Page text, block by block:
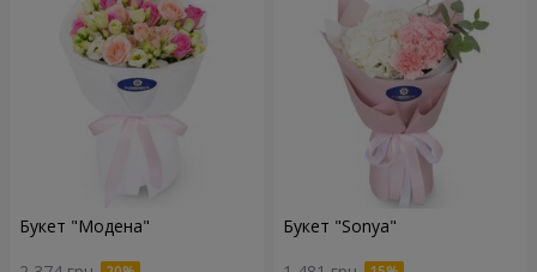
Букет "Модена" Букет "Sonya"